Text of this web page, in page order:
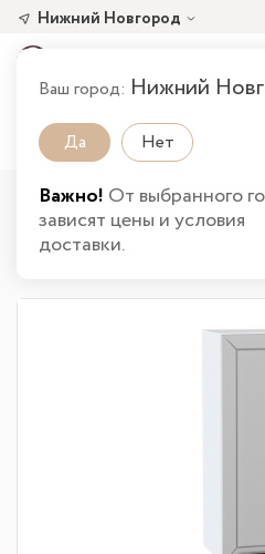
Нижний Новгород
Ваш город: Нижний
Да Нет
Важно! От выбранного
зависят цены и условия
доставки.
Главная Каталог товаров
Шкаф верхний с 1-ой дверцей
Новгороде